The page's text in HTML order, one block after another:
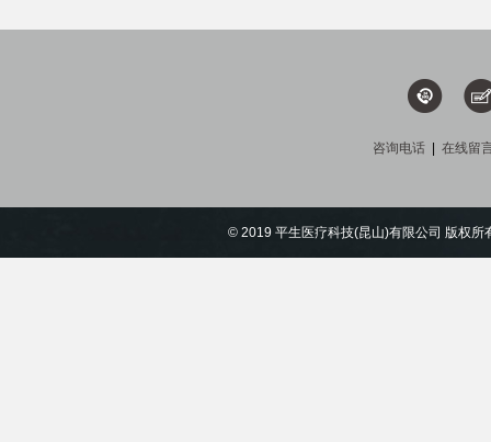
咨询电话 在线留
© 2019 平生医疗科技(昆山)有限公司 版权